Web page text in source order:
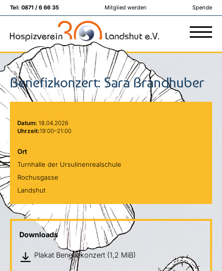
Tel: 0871 / 6 66 35 Mitglied werden Spende
Benefizkonzert: Sara Brandhuber
Datum: 18.04.2026
Uhrzeit:19:00–21:00
Ort
Turnhalle der Ursulinenrealschule
Rochusgasse
Landshut
Downloads
Plakat Benefizkonzert (1,2 MiB)